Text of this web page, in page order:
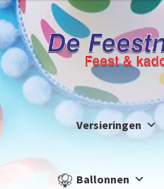
Versieringen
Ballonnen